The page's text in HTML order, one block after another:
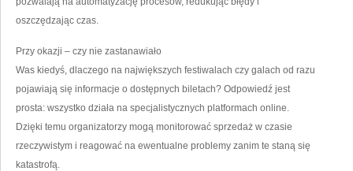
oszczędzając czas.
Przy okazji – czy nie zastanawiało
Was kiedyś, dlaczego na największych festiwalach czy galach od razu
pojawiają się informacje o dostępnych biletach? Odpowiedź jest
prosta: wszystko działa na specjalistycznych platformach online.
Dzięki temu organizatorzy mogą monitorować sprzedaż w czasie
rzeczywistym i reagować na ewentualne problemy zanim te staną się
katastrofą.